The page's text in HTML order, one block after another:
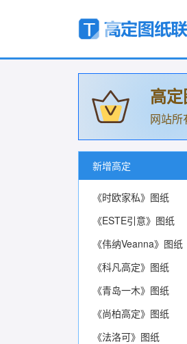
高
网站所
新增高定
《时欧家私》图纸
《ESTE引意》图纸
《伟纳Veanna》图纸
《科凡高定》图纸
《青岛一木》图纸
《尚柏高定》图纸
《法洛可》图纸